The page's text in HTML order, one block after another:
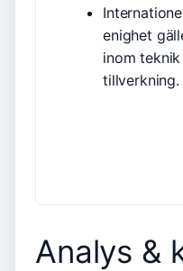
enighet
inom
tillverkning.
Analys &